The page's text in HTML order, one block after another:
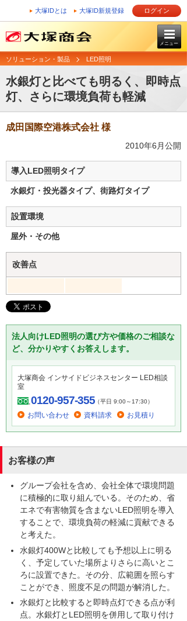
大塚IDとは 大塚ID新規登録 ログイン
メニュー
ソリューション・製品 LED照明
水銀灯と比べても明るく、即時点
灯、さらに環境負荷も軽減
成田国際空港株式会社 様
2010年6月公開
導入LED照明タイプ
水銀灯・投光器タイプ、街路灯タイプ
設置環境
屋外・その他
改善点
法人向けLED照明の選び方や価格のご相談な
ど、分かりやすくお答えします。
大塚商会 インサイドビジネスセンター LED相談
室
0120-957-355（平日 9:00～17:30）
お問い合わせ 資料請求 お見積り
お客様の声
グループ会社を含め、会社全体で環境問題
に積極的に取り組んでいる。そのため、省
エネで有害物質を含まないLED照明を導入
することで、環境負荷の軽減に貢献できる
と考えた。
水銀灯400Wと比較しても予想以上に明る
く、予定していた場所よりさらに高いとこ
ろに設置できた。その分、広範囲を照らす
ことができ、照度不足の問題が解消した。
水銀灯と比較すると即時点灯できる点が利
点。水銀灯とLED照明を併用して取り付け